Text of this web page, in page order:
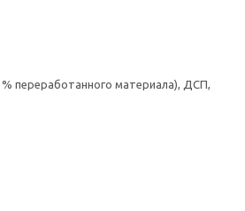
переработанного материала), ДСП,